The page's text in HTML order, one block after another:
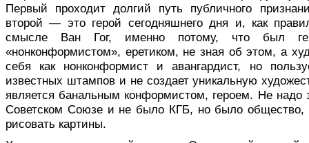
Первый проходит долгий путь публичного
второй — это герой сегодняшнего дня и, как
смысле Ван Гог, именно потому, что был
«нонконформистом», еретиком, не зная об этом, а
себя как нонконформист и авангардист, но
известных штампов и не создает уникальную
является банальным конформистом, героем. Не надо
Советском Союзе и не было КГБ, но было общество,
рисовать картины.